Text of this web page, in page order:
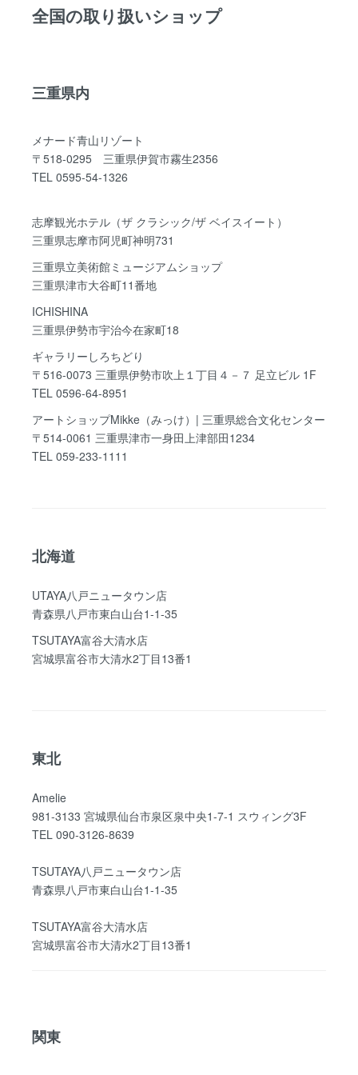
全国の取り扱いショップ
三重県内
メナード青山リゾート
〒518-0295 三重県伊賀市霧生2356
TEL 0595-54-1326
志摩観光ホテル（ザ クラシック/ザ ベイスイート）
三重県志摩市阿児町神明731
三重県立美術館ミュージアムショップ
三重県津市大谷町11番地
ICHISHINA
三重県伊勢市宇治今在家町18
ギャラリーしろちどり
〒516-0073 三重県伊勢市吹上１丁目４－７ 足立ビル 1F
TEL 0596-64-8951
アートショップMikke（みっけ）| 三重県総合文化センター
〒514-0061 三重県津市一身田上津部田1234
TEL 059-233-1111
北海道
UTAYA八戸ニュータウン店
青森県八戸市東白山台1-1-35
TSUTAYA富谷大清水店
宮城県富谷市大清水2丁目13番1
東北
Amelie
981-3133 宮城県仙台市泉区泉中央1-7-1 スウィング3F
TEL 090-3126-8639
TSUTAYA八戸ニュータウン店
青森県八戸市東白山台1-1-35
TSUTAYA富谷大清水店
宮城県富谷市大清水2丁目13番1
関東